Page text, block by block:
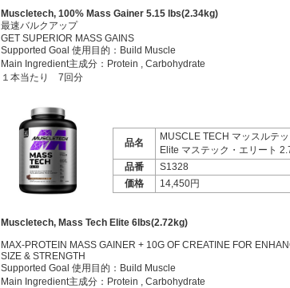
Muscletech, 100% Mass Gainer 5.15 lbs(2.34kg)
最速バルクアップ
GET SUPERIOR MASS GAINS
Supported Goal 使用目的：Build Muscle
Main Ingredient主成分：Protein , Carbohydrate
１本当たり 7回分
品名
MUSCLE TECH マッスルテ
Elite マステック・エリート
品番
S1328
価格
14,450円
Muscletech, Mass Tech Elite 6lbs(2.72kg)
MAX-PROTEIN MASS GAINER + 10G OF CREATINE FOR
SIZE & STRENGTH
Supported Goal 使用目的：Build Muscle
Main Ingredient主成分：Protein , Carbohydrate